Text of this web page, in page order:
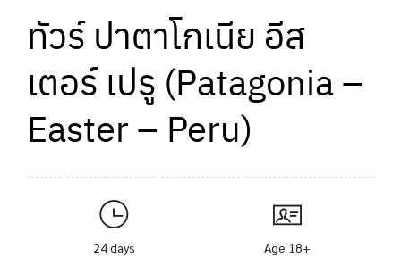
ทัวร์ ปาตาโกเนีย อีส
เตอร์ เปรู (Patagonia –
Easter – Peru)
24 days Age 18+